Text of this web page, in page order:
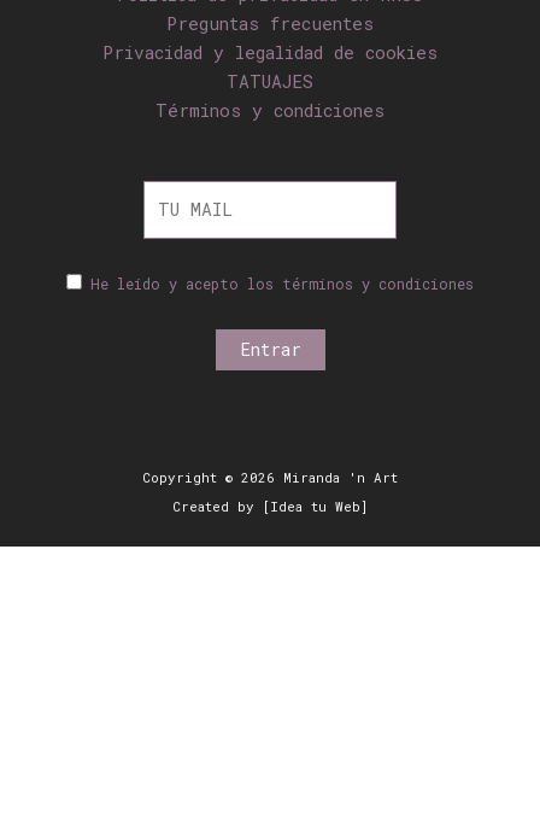
Preguntas frecuentes
Privacidad y legalidad de cookies
TATUAJES
Términos y condiciones
He leído y acepto los términos y condiciones
Copyright © 2026 Miranda 'n Art
Created by [Idea tu Web]